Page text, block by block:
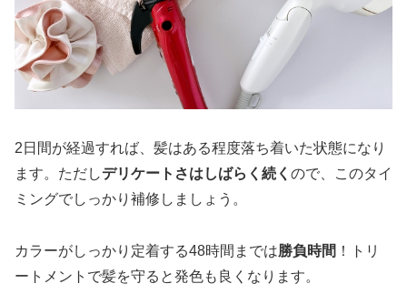
2日間が経過すれば、髪はある程度落ち着いた状態になり
ます。ただしデリケートさはしばらく続く ので、このタイ
ミングでしっかり補修しましょう。
カラーがしっかり定着する48時間までは勝負時間 ！トリ
ートメントで髪を守ると発色も良くなります。